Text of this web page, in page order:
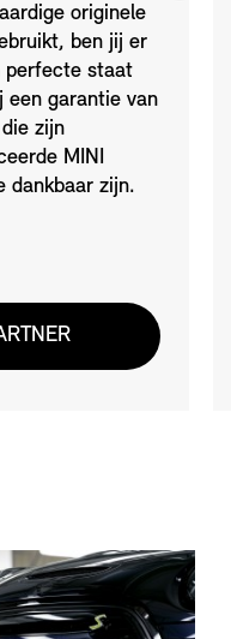
originele
ben jij er
perfecte staat
een garantie van
zijn
MINI
dankbaar zijn.